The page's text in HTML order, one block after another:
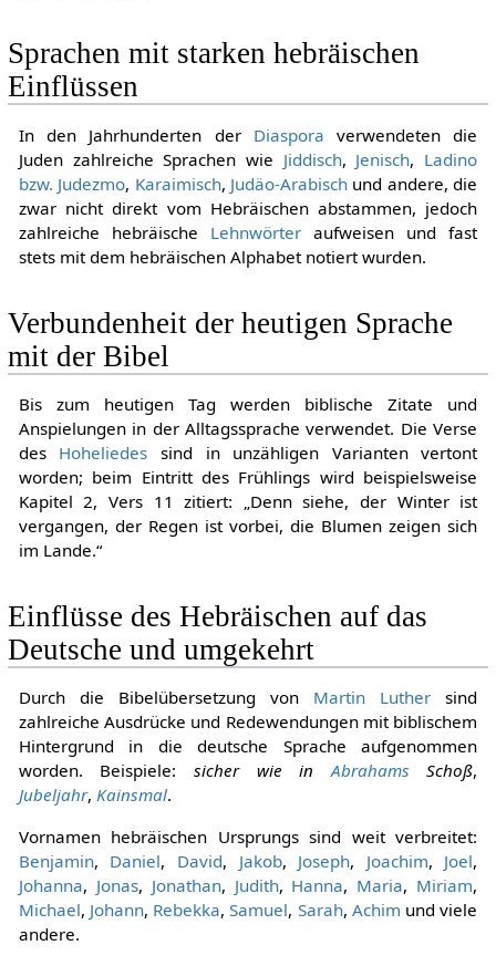
Sprachen mit starken hebräischen
Einflüssen
In den Jahrhunderten der Diaspora verwendeten die
Juden zahlreiche Sprachen wie Jiddisch, Jenisch, Ladino
bzw. Judezmo, Karaimisch, Judäo-Arabisch und andere, die
zwar nicht direkt vom Hebräischen abstammen, jedoch
zahlreiche hebräische Lehnwörteraufweisen und fast
stets mit dem hebräischen Alphabet notiert wurden.
Verbundenheit der heutigen Sprache
mit der Bibel
Bis zum heutigen Tag werden biblische Zitate und
Anspielungen in der Alltagssprache verwendet. Die Verse
des Hoheliedes sind in unzähligen Varianten vertont
worden; beim Eintritt des Frühlings wird beispielsweise
Kapitel 2, Vers 11 zitiert: „Denn siehe, der Winter ist
vergangen, der Regen ist vorbei, die Blumen zeigen sich
im Lande.“
Einflüsse des Hebräischen auf das
Deutsche und umgekehrt
Durch die Bibelübersetzung von Martin Luther sind
zahlreiche Ausdrücke und Redewendungen mit biblischem
Hintergrund in die deutsche Sprache aufgenommen
worden. Beispiele: sicher wie inAbrahams Schoß,
Jubeljahr, Kainsmal.
Vornamen hebräischen Ursprungs sind weit verbreitet:
Benjamin, Daniel, David, Jakob, Joseph, Joachim, Joel,
Johanna, Jonas, Jonathan, Judith, Hanna, Maria, Miriam,
Michael, Johann, Rebekka,Samuel, Sarah, Achim und viele
andere.